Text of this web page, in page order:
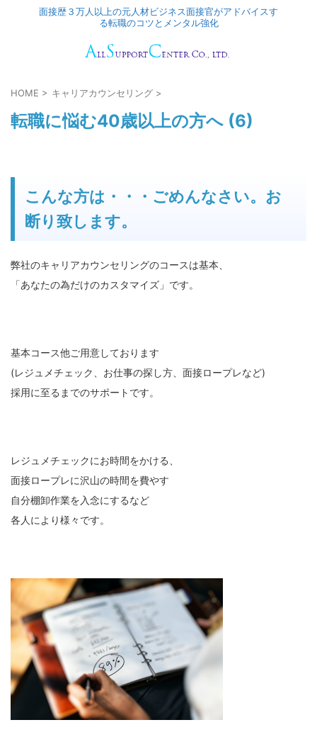
面接歴３万人以上の元人材ビジネス面接官がアドバイスす
る転職のコツとメンタル強化
HOME > キャリアカウンセリング >
転職に悩む40歳以上の方へ (6)
こんな方は・・・ごめんなさい。お
断り致します。
弊社のキャリアカウンセリングのコースは基本、
「あなたの為だけのカスタマイズ」です。
基本コース他ご用意しております
(レジュメチェック、お仕事の探し方、面接ロープレなど)
採用に至るまでのサポートです。
レジュメチェックにお時間をかける、
面接ロープレに沢山の時間を費やす
自分棚卸作業を入念にするなど
各人により様々です。